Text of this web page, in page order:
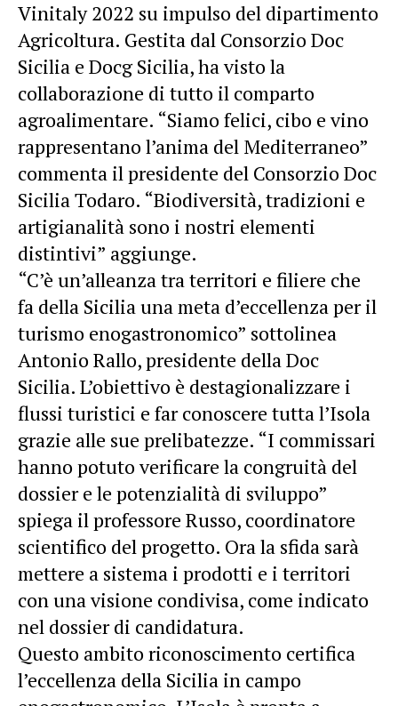
Vinitaly 2022 su impulso del dipartimento
Agricoltura. Gestita dal Consorzio Doc
Sicilia e Docg Sicilia, ha visto la
collaborazione di tutto il comparto
agroalimentare. “Siamo felici, cibo e vino
rappresentano l’anima del Mediterraneo”
commenta il presidente del Consorzio Doc
Sicilia Todaro. “Biodiversità, tradizioni e
artigianalità sono i nostri elementi
distintivi” aggiunge.
“C’è un’alleanza tra territori e filiere che
fa della Sicilia una meta d’eccellenza per il
turismo enogastronomico” sottolinea
Antonio Rallo, presidente della Doc
Sicilia. L’obiettivo è destagionalizzare i
flussi turistici e far conoscere tutta l’Isola
grazie alle sue prelibatezze. “I commissari
hanno potuto verificare la congruità del
dossier e le potenzialità di sviluppo”
spiega il professore Russo, coordinatore
scientifico del progetto. Ora la sfida sarà
mettere a sistema i prodotti e i territori
con una visione condivisa, come indicato
nel dossier di candidatura.
Questo ambito riconoscimento certifica
l’eccellenza della Sicilia in campo